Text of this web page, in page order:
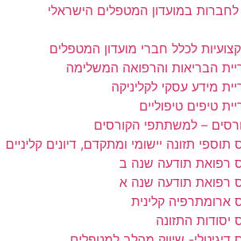
במועדון המטפלים הישראלי
לכלל חברי מועדון המטפלים
הבריאות והרפואה המשלימה
מידע עסקי לקליניקה
טיפים טיפוליים
– למשתתפי הקורסים
תוספי תזונה יישומי ומתקדם, דיונים קליניים
רפואת תודעה שנה ב
רפואת תודעה שנה א
ארומתרפיה קלינית
יסודות התזונה